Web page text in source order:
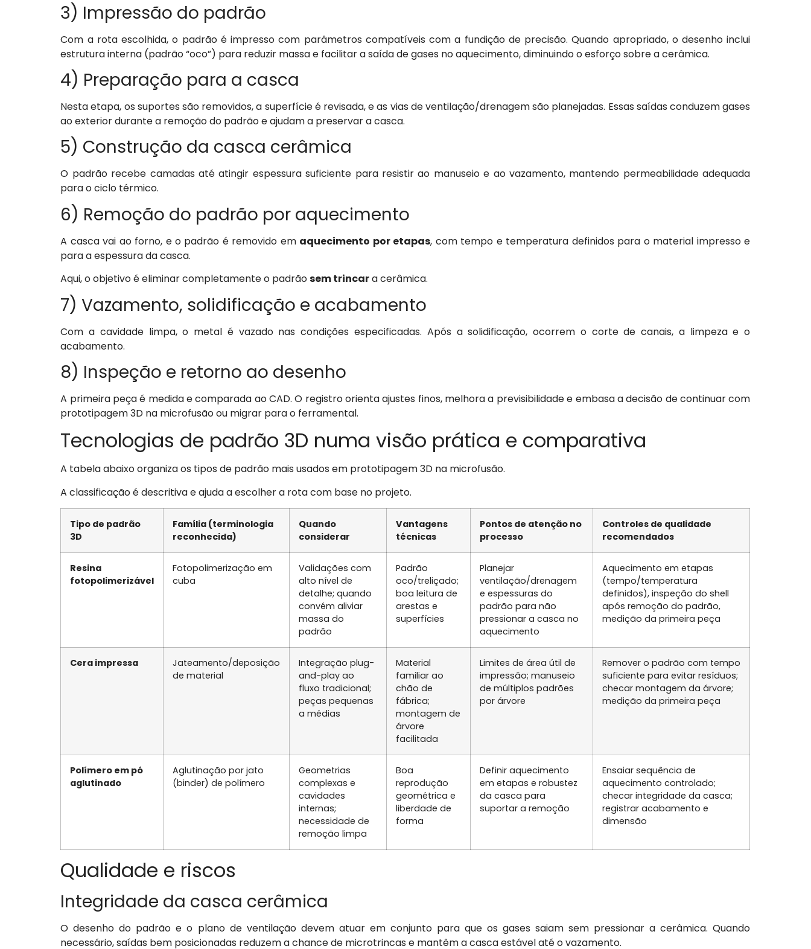
3) Impressão do padrão
Com a rota escolhida, o padrão é impresso com parâmetros compatíveis com a fundição de precisão. Quando apropriado, o desenho inclui
estrutura interna (padrão “oco”) para reduzir massa e facilitar a saída de gases no aquecimento, diminuindo o esforço sobre a cerâmica.
4) Preparação para a casca
Nesta etapa, os suportes são removidos, a superfície é revisada, e as vias de ventilação/drenagem são planejadas. Essas saídas conduzem gases
ao exterior durante a remoção do padrão e ajudam a preservar a casca.
5) Construção da casca cerâmica
O padrão recebe camadas até atingir espessura suficiente para resistir ao manuseio e ao vazamento, mantendo permeabilidade adequada
para o ciclo térmico.
6) Remoção do padrão por aquecimento
A casca vai ao forno, e o padrão é removido em aquecimento por etapas, com tempo e temperatura definidos para o material impresso e
para a espessura da casca.
Aqui, o objetivo é eliminar completamente o padrãosem trincara cerâmica.
7) Vazamento, solidificação e acabamento
Com a cavidade limpa, o metal é vazado nas condições especificadas. Após a solidificação, ocorrem o corte de canais, a limpeza e o
acabamento.
8) Inspeção e retorno ao desenho
A primeira peça é medida e comparada ao CAD. O registro orienta ajustes finos, melhora a previsibilidade e embasa a decisão de continuar com
prototipagem 3D na microfusão ou migrar para o ferramental.
Tecnologias de padrão 3D numa visão prática e comparativa
A tabela abaixo organiza os tipos de padrão mais usados em prototipagem 3D na microfusão.
A classificação é descritiva e ajuda a escolher a rota com base no projeto.
Tipo de padrão
3D
Família (terminologia
reconhecida)
Quando
considerar
Vantagens
técnicas
Pontos de atenção no
processo
Controles de qualidade
recomendados
Resina
fotopolimerizável
Fotopolimerização em
cuba
Validações com
alto nível de
detalhe; quando
convém aliviar
massa do
padrão
Padrão
oco/treliçado;
boa leitura de
arestas e
superfícies
Planejar
ventilação/drenagem
e espessuras do
padrão para não
pressionar a casca no
aquecimento
Aquecimento em etapas
(tempo/temperatura
definidos), inspeção do shell
após remoção do padrão,
medição da primeira peça
Cera impressa
Jateamento/deposição
de material
Integração plug-
and-play ao
fluxo tradicional;
peças pequenas
a médias
Material
familiar ao
chão de
fábrica;
montagem de
árvore
facilitada
Limites de área útil de
impressão; manuseio
de múltiplos padrões
por árvore
Remover o padrão com tempo
suficiente para evitar resíduos;
checar montagem da árvore;
medição da primeira peça
Polímero em pó
aglutinado
Aglutinação por jato
(binder) de polímero
Geometrias
complexas e
cavidades
internas;
necessidade de
remoção limpa
Boa
reprodução
geométrica e
liberdade de
forma
Definir aquecimento
em etapas e robustez
da casca para
suportar a remoção
Ensaiar sequência de
aquecimento controlado;
checar integridade da casca;
registrar acabamento e
dimensão
Qualidade e riscos
Integridade da casca cerâmica
O desenho do padrão e o plano de ventilação devem atuar em conjunto para que os gases saiam sem pressionar a cerâmica. Quando
necessário, saídas bem posicionadas reduzem a chance de microtrincas e mantêm a casca estável até o vazamento.